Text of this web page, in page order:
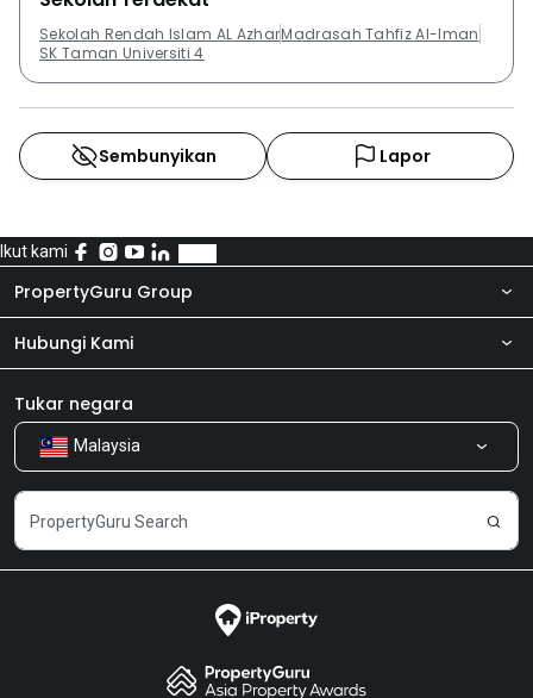
Sekolah Rendah Islam AL AzharMadrasah Tahfiz Al-Iman
SK Taman Universiti 4
Sembunyikan Lapor
Ikut kami
PropertyGuru Group
Tentang kita
Produk kami
Kerjaya
Hubungi Kami
Bilik Berita
Kongsi Maklum Balas
Tukar negara
Malaysia